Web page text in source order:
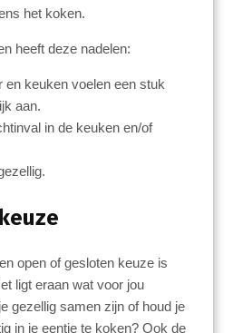
het koken.
heeft deze nadelen:
en keuken voelen een stuk
aan.
in de keuken en/of
open of gesloten keuze is
ligt eraan wat voor jou
gezellig samen zijn of houd je
in je eentje te koken? Ook de